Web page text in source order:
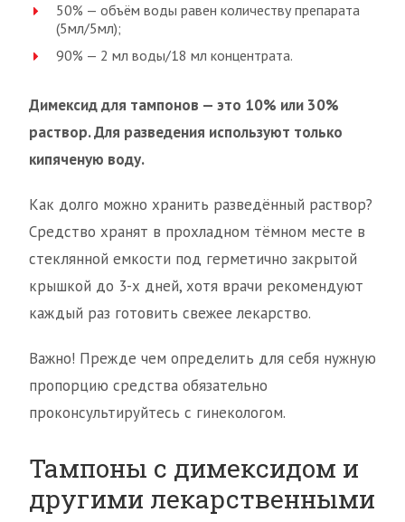
50% — объём воды равен количеству препарата
(5мл/5мл);
90% — 2 мл воды/18 мл концентрата.
Димексид для тампонов — это 10% или 30%
раствор. Для разведения используют только
кипяченую воду.
Как долго можно хранить разведённый раствор?
Средство хранят в прохладном тёмном месте в
стеклянной емкости под герметично закрытой
крышкой до 3-х дней, хотя врачи рекомендуют
каждый раз готовить свежее лекарство.
Важно! Прежде чем определить для себя нужную
пропорцию средства обязательно
проконсультируйтесь с гинекологом.
Тампоны с димексидом и
другими лекарственными